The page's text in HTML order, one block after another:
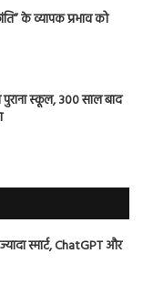
के व्यापक प्रभाव को
स्कूल, 300 साल बाद
स्मार्ट, ChatGPT और